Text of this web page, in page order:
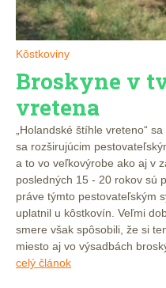
Kôstkoviny
Broskyne v
vretena
„Holandské štíhle vreteno“
sa rozširujúcim
a to vo veľkovýrobe ako aj v
posledných 15 - 20 rokov sú
práve týmto pestovateľským
uplatnil u kôstkovín. Veľmi
smere však spôsobili, že si
miesto aj vo výsadbách
celý článok